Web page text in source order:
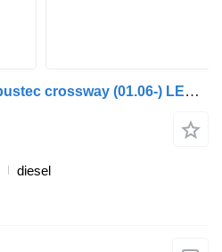
Moniteur Bustec iveco, bustec crossway (01.06-) LED19X144/10 pour Irisbus Arway, Crossway, Crealis, Magelys, Proway, Daily Tourys (2006-)
diesel